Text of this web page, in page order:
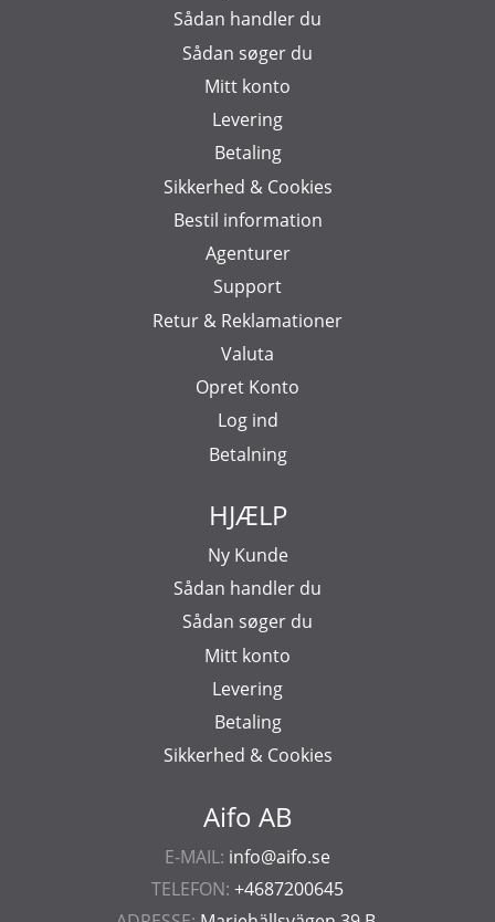
Aifo AB
E-MAIL: info@aifo.se
TELEFON: +4687200645
Sådan handler du
Sådan søger du
Mitt konto
Levering
Betaling
Sikkerhed & Cookies
Bestil information
Agenturer
Support
Retur & Reklamationer
Valuta
Opret Konto
Log ind
Betalning
HJÆLP
Ny Kunde
Sådan handler du
Sådan søger du
Mitt konto
Levering
Betaling
Sikkerhed & Cookies